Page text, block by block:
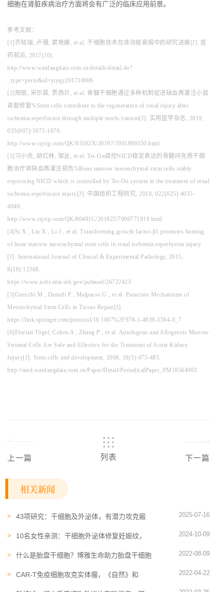
细胞在肾脏疾病治疗方面将会有广泛的临床应用前景。
参考文献：
[1]齐晓瑞, 卢珊, 窦艳娜, et al. 干细胞技术在肾功能衰竭中的研究进展[J]. 医
药前沿, 2017(10).
http://www.wanfangdata.com.cn/details/detail.do?
_type=perio&id=yiyqy201710006
[2]邢丽, 宋尔霖, 贾西贝, et al. 骨髓干细胞通过多种机制促进缺血再灌注小鼠
肾脏修复%Stem cells contribute to the regeneration of renal injury after
ischemia-reperfusion through multiple mech-\ranism[J]. 实用医学杂志, 2019,
035(007):1073-1078.
http://www.cqvip.com/QK/93362X/20197/7001890350.html
[3]习小庆, 胡红林, 邹丛, et al. Tet-On调控NICD稳定表达的骨髓间充质干细
胞治疗肾缺血再灌注损伤%Bone marrow mesenchymal stem cells stably
expressing NICD which is controlled by Tet-On system in the treatment of renal
ischemia-reperfusion injury[J]. 中国组织工程研究, 2018, 022(025):4035-
4040.
http://www.cqvip.com/QK/80481C/201825/7000771919.html
[4]Si X , Liu X , Li J , et al. Transforming growth factor-β1 promotes homing
of bone marrow mesenchymal stem cells in renal ischemia-reperfusion injury.
[J]. International Journal of Clinical & Experimental Pathology, 2015,
8(10):12368.
https://www.ncbi.nlm.nih.gov/pubmed/26722423
[5]Gnecchi M , Danieli P , Malpasso G , et al. Paracrine Mechanisms of
Mesenchymal Stem Cells in Tissue Repair[J].
https://link.springer.com/protocol/10.1007%2F978-1-4939-3584-0_7
[6]Florian Tögel, Cohen A , Zhang P , et al. Autologous and Allogeneic Marrow
Stromal Cells Are Safe and Effective for the Treatment of Acute Kidney
Injury[J]. Stem cells and development, 2008, 18(3):475-485.
http://med.wanfangdata.com.cn/Paper/Detail/PeriodicalPaper_PM18564903
上一篇 列表 下一篇
相关新闻
43项研究：干细胞及外泌体，有潜力攻克瘢
2025-07-16
10名女性亲测：干细胞外泌体修复妊娠纹，
2024-10-09
什么是胎盘干细胞？博雅生命助力胎盘干细胞
2022-08-09
CAR-T免疫细胞攻克实体瘤，《自然》和
2022-04-22